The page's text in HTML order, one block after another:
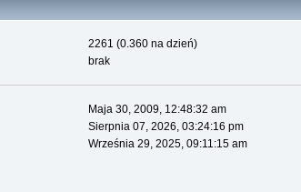
2261 (0.360 na dzień)
brak
Maja 30, 2009, 12:48:32 am
Sierpnia 07, 2026, 03:24:16 pm
Września 29, 2025, 09:11:15 am